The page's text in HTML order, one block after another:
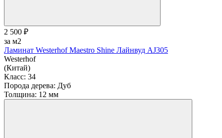
2 500 ₽
за м2
Ламинат Westerhof Maestro Shine Лайнвуд AJ305
Westerhof
(Китай)
Класс: 34
Порода дерева: Дуб
Толщина: 12 мм